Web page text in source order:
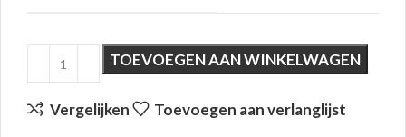
TOEVOEGEN AAN WINKELWAGEN
Vergelijken Toevoegen aan verlanglijst